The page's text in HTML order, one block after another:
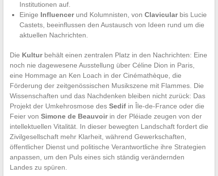
Institutionen auf.
Einige Influencerund Kolumnisten, von Clavicularbis Lucie
Castets, beeinflussen den Austausch von Ideen rund um die
aktuellen Nachrichten.
Die Kulturbehält einen zentralen Platz in den Nachrichten: Eine
noch nie dagewesene Ausstellung über Céline Dion in Paris,
eine Hommage an Ken Loach in der Cinémathèque, die
Förderung der zeitgenössischen Musikszene mit Flammes. Die
Wissenschaften und das Nachdenken bleiben nicht zurück: Das
Projekt der Umkehrosmose des Sedifin Île-de-France oder die
Feier von Simone de Beauvoirin der Pléiade zeugen von der
intellektuellen Vitalität. In dieser bewegten Landschaft fordert die
Zivilgesellschaft mehr Klarheit, während Gewerkschaften,
öffentlicher Dienst und politische Verantwortliche ihre Strategien
anpassen, um den Puls eines sich ständig verändernden
Landes zu spüren.